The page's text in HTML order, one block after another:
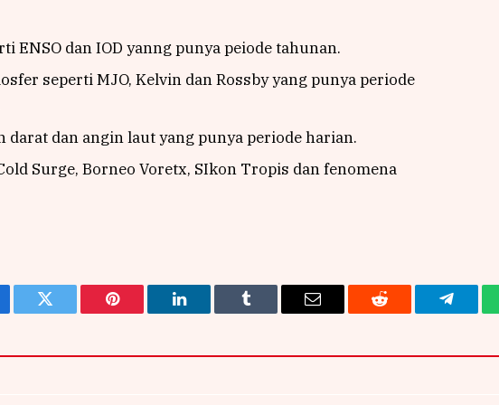
ENSO dan IOD yanng punya peiode tahunan.
seperti MJO, Kelvin dan Rossby yang punya periode
darat dan angin laut yang punya periode harian.
Surge, Borneo Voretx, SIkon Tropis dan fenomena
Twitter Pinterest LinkedIn Tumblr Email Reddit